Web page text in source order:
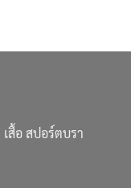
สื้อ สปอร์ตบรา